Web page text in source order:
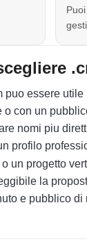
puo essere
o con un
nomi piu
profilo
un progetto
la
e pubblico di